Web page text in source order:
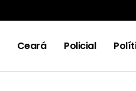
Ceará Policial